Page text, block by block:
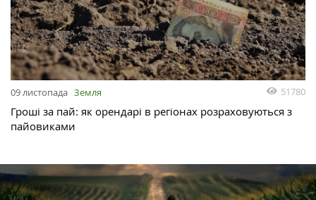
09 листопада Земля 51780
Гроші за пай: як орендарі в регіонах розраховуються з
пайовиками